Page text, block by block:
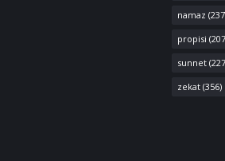
namaz
propisi
sunnet
zekat(356)